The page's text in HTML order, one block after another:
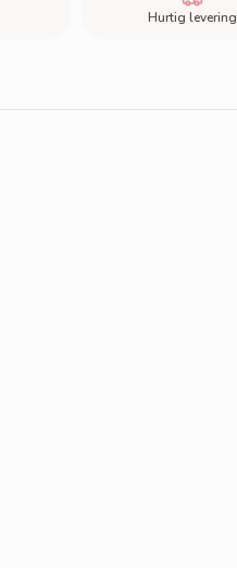
Hurtig levering